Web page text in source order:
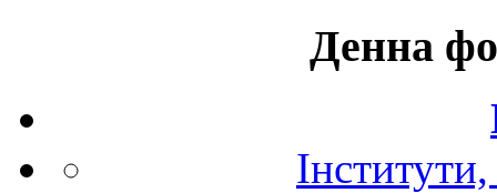
Денна